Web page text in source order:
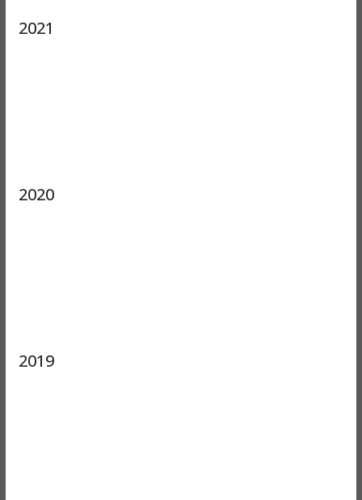
2021
2020
2019